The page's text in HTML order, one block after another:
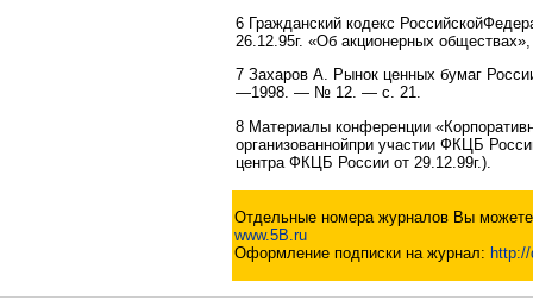
6 Гражданский кодекс
26.12.95г. «Об акционерных
7 Захаров А. Рынок ценных бумаг
—1998. — № 12. — с. 21.
8 Материалы конференции
организованнойпри участии ФКЦБ
центра ФКЦБ России от 29.12.99г.).
Отдельные номера журналов Вы можете
www.5B.ru
Оформление подписки на журнал: